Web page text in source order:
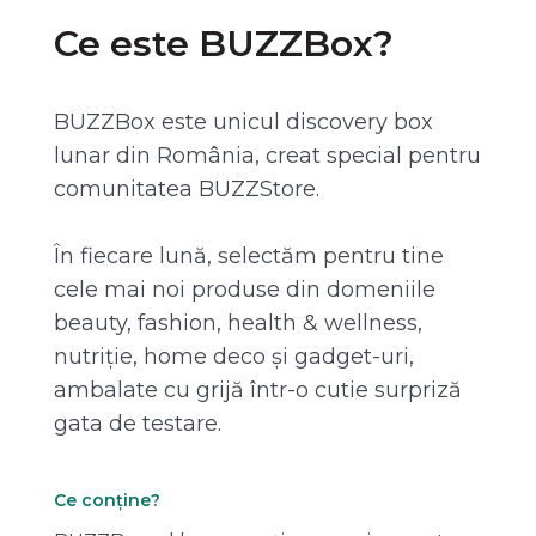
Ce este BUZZBox?
BUZZBox este unicul discovery box
lunar din România, creat special pentru
comunitatea BUZZStore.
În fiecare lună, selectăm pentru tine
cele mai noi produse din domeniile
beauty, fashion, health & wellness,
nutriție, home deco și gadget-uri,
ambalate cu grijă într-o cutie surpriză
gata de testare.
Ce conține?